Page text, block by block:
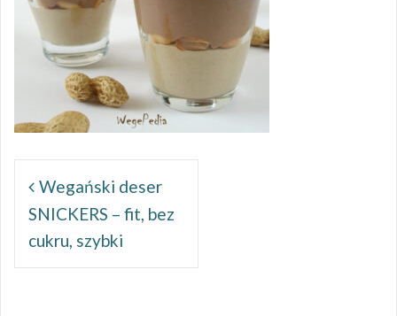
wpisuWegański deser
SNICKERS – fit, bez
cukru, szybki